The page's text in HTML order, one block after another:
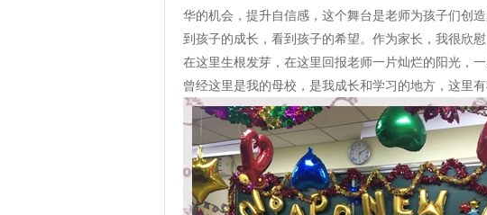
华的机会，提升自信感，这个舞台是老师为孩子们创
到孩子的成长，看到孩子的希望。作为家长，我很欣
在这里生根发芽，在这里回报老师一片灿烂的阳光，
曾经这里是我的母校，是我成长和学习的地方，这里有